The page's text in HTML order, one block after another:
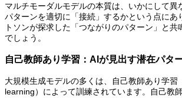
マルチモーダルモデルの本質は、いかにして異
パターンを適切に「接続」するかという点にあ
トソンが探求した「つながりのパターン」と共
でしょう。
自己教師あり学習：AIが見出す潜在パタ
大規模生成モデルの多くは、自己教師あり学習
learning）によって訓練されています。自己教